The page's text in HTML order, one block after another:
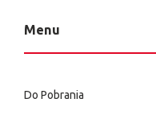
Menu
Do Pobrania